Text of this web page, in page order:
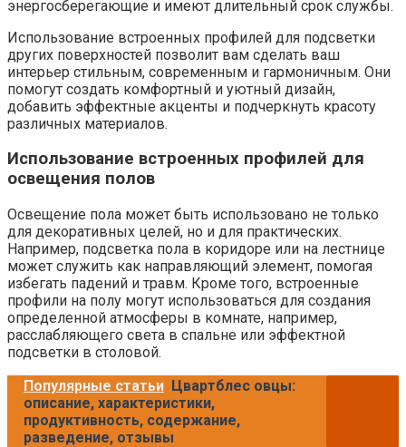
энергосберегающие и имеют длительный срок службы.
Использование встроенных профилей для подсветки
других поверхностей позволит вам сделать ваш
интерьер стильным, современным и гармоничным. Они
помогут создать комфортный и уютный дизайн,
добавить эффектные акценты и подчеркнуть красоту
различных материалов.
Использование встроенных профилей для
освещения полов
Освещение пола может быть использовано не только
для декоративных целей, но и для практических.
Например, подсветка пола в коридоре или на лестнице
может служить как направляющий элемент, помогая
избегать падений и травм. Кроме того, встроенные
профили на полу могут использоваться для создания
определенной атмосферы в комнате, например,
расслабляющего света в спальне или эффектной
подсветки в столовой.
Популярные статьи Цвартблес овцы:
описание, характеристики,
продуктивность, содержание,
разведение, отзывы